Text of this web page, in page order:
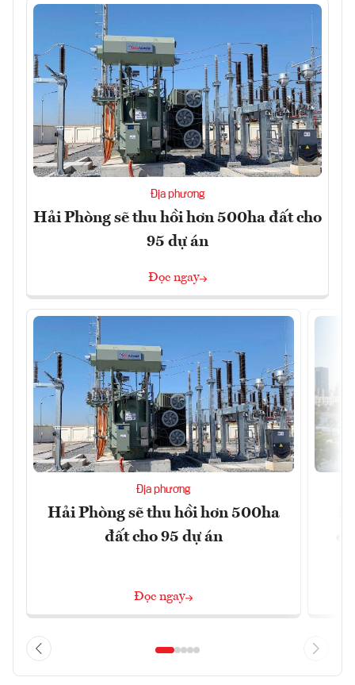
Địa phương
Hải Phòng sẽ thu hồi hơn 500ha đất cho
95 dự án
Đọc ngay
Địa phương
Hải Phòng sẽ thu hồi hơn 500ha
đất cho 95 dự án
Đọc ngay